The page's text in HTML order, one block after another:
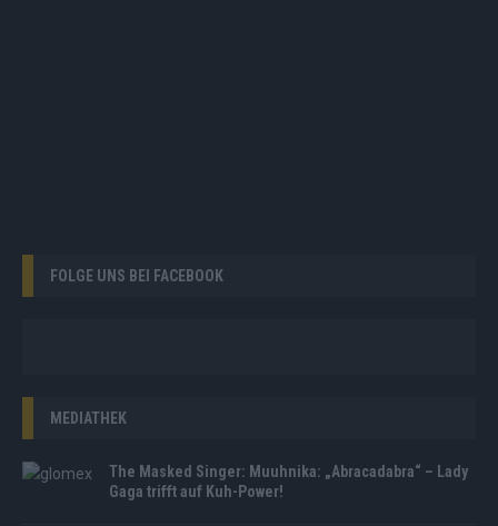
FOLGE UNS BEI FACEBOOK
MEDIATHEK
The Masked Singer: Muuhnika: „Abracadabra“ – Lady
Gaga trifft auf Kuh-Power!